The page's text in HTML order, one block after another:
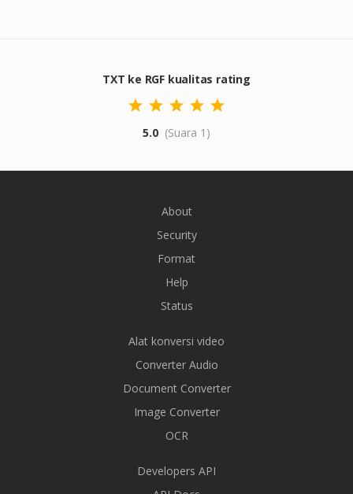
TXT ke RGF kualitas rating
5.0 (Suara 1)
About
Security
Format
Help
Status
Alat konversi video
Converter Audio
Document Converter
Image Converter
OCR
Developers API